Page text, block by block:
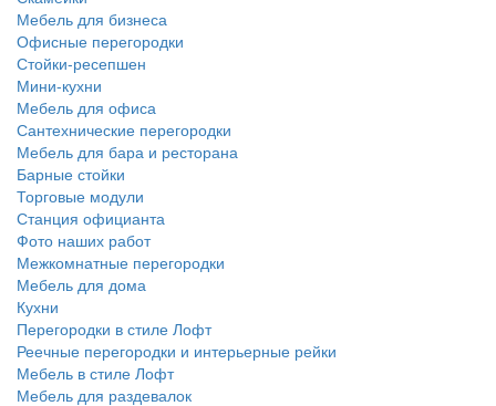
Мебель для бизнеса
Офисные перегородки
Стойки-ресепшен
Мини-кухни
Мебель для офиса
Сантехнические перегородки
Мебель для бара и ресторана
Барные стойки
Торговые модули
Станция официанта
Фото наших работ
Межкомнатные перегородки
Мебель для дома
Кухни
Перегородки в стиле Лофт
Реечные перегородки и интерьерные рейки
Мебель в стиле Лофт
Мебель для раздевалок